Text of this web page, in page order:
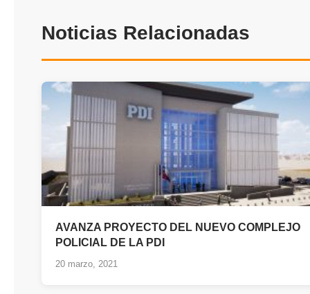
Noticias Relacionadas
AVANZA PROYECTO DEL NUEVO COMPLEJO
POLICIAL DE LA PDI
20 marzo, 2021